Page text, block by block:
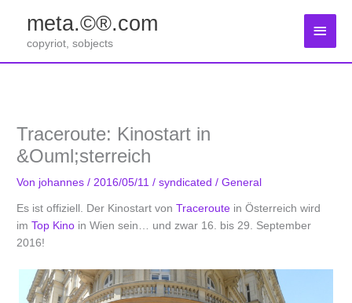
springen
meta.©®.com
copyriot, sobjects
Traceroute: Kinostart in
&Ouml;sterreich
Von johannes/ 2016/05/11/syndicated /General
Es ist offiziell. Der Kinostart vonTraceroute in Österreich wird
imTop Kino in Wien sein… und zwar 16. bis 29. September
2016!